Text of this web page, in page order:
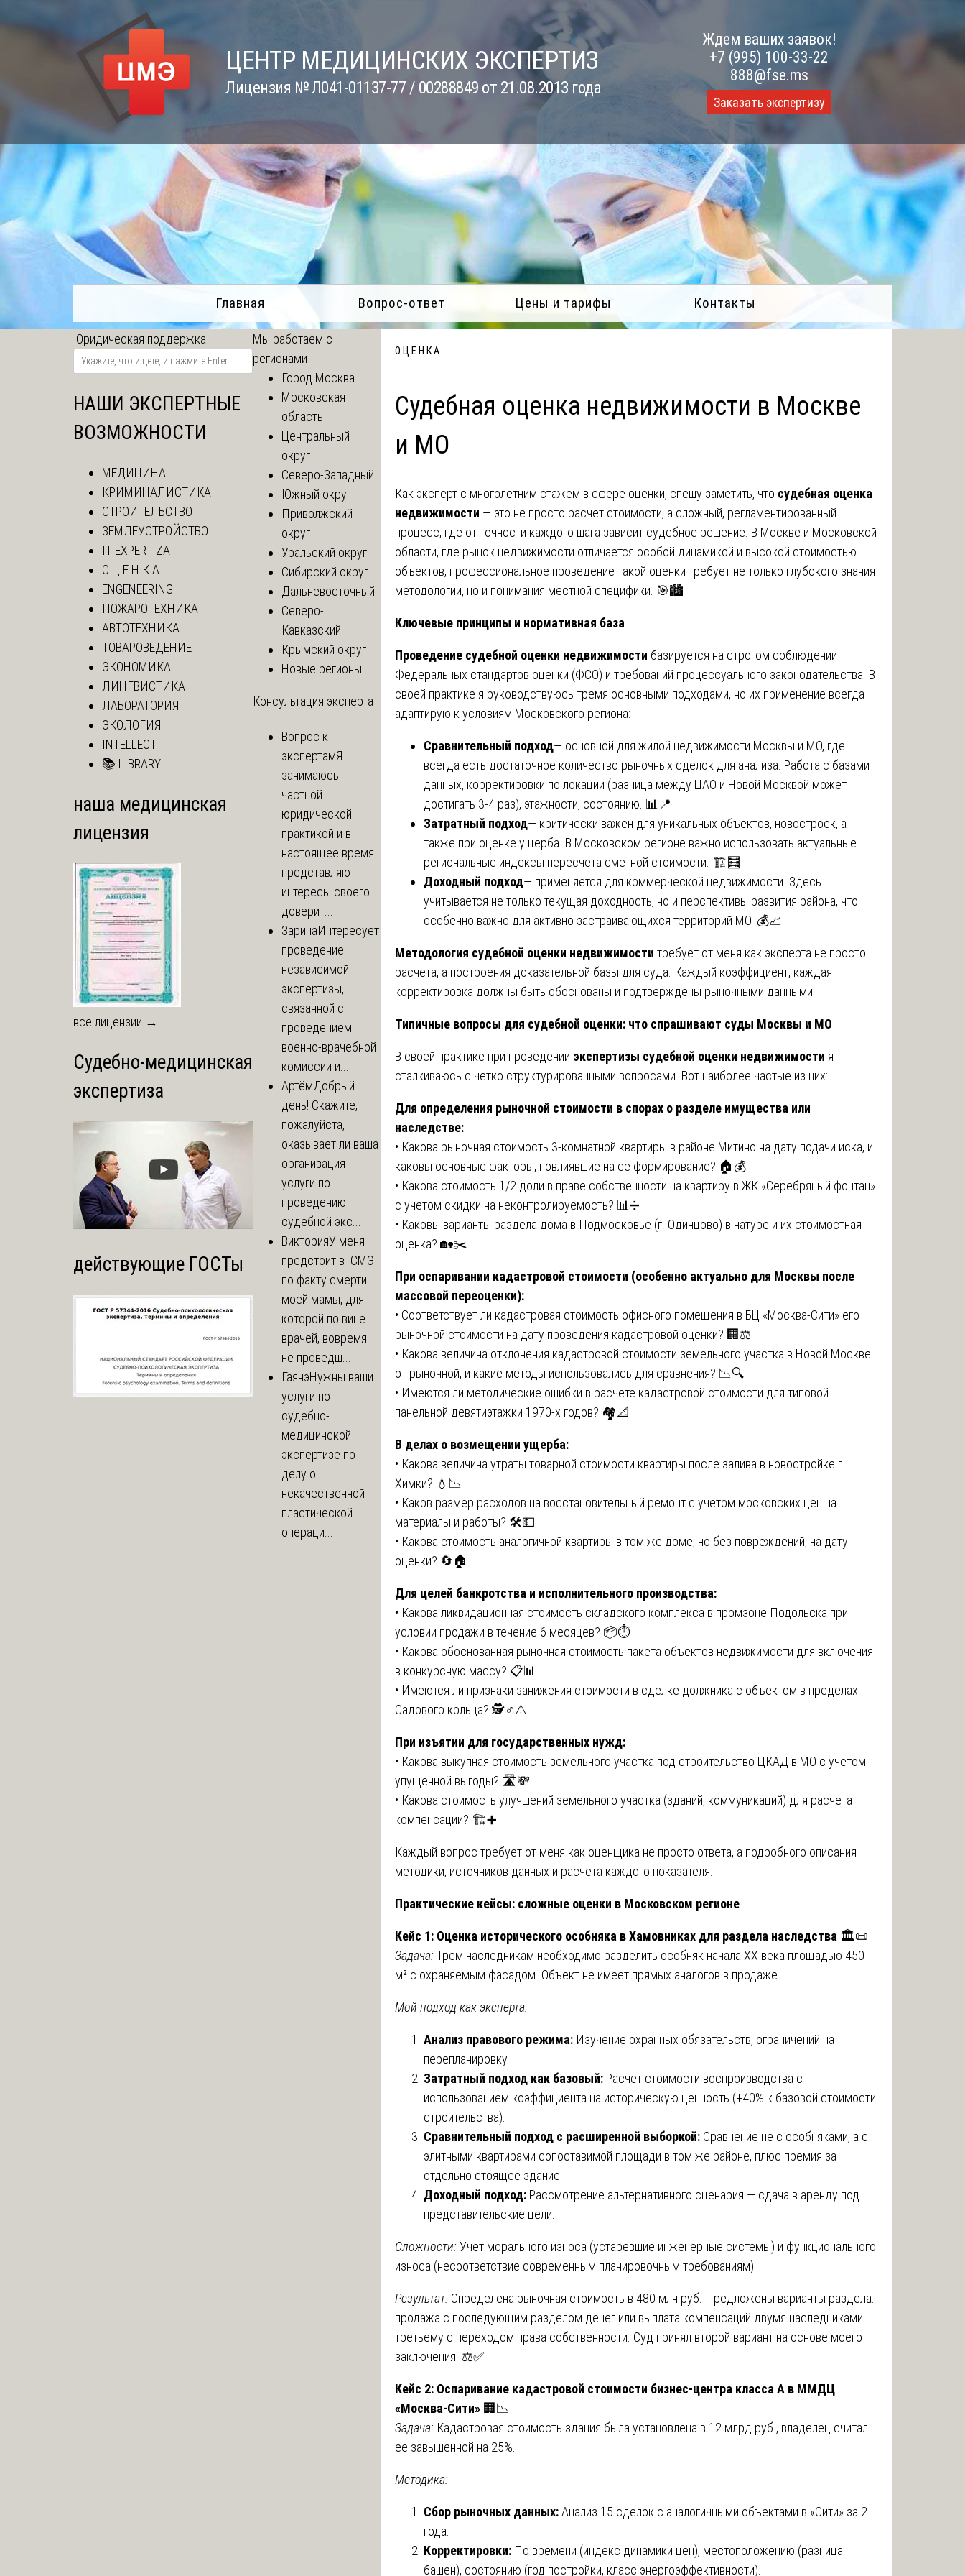
ЦЕНТР МЕДИЦИНСКИХ ЭКСПЕРТИЗ
Лицензия № Л041-01137-77 / 00288849 от 21.08.2013 года
Ждем ваших заявок!
+7 (995) 100-33-22
888@fse.ms
Заказать экспертизу
Главная Вопрос-ответ Цены и тарифы Контакты
О Ц Е Н К А
Судебная оценка недвижимости в Москве
и МО
Как эксперт с многолетним стажем в сфере оценки, спешу заметить, что судебная оценка
недвижимости — это не просто расчет стоимости, а сложный, регламентированный
процесс, где от точности каждого шага зависит судебное решение. В Москве и Московской
области, где рынок недвижимости отличается особой динамикой и высокой стоимостью
объектов, профессиональное проведение такой оценки требует не только глубокого знания
методологии, но и понимания местной специфики. 🎯🏙️
Ключевые принципы и нормативная база
Проведение судебной оценки недвижимости базируется на строгом соблюдении
Федеральных стандартов оценки (ФСО) и требований процессуального законодательства. В
своей практике я руководствуюсь тремя основными подходами, но их применение всегда
адаптирую к условиям Московского региона:
Сравнительный подход— основной для жилой недвижимости Москвы и МО, где
всегда есть достаточное количество рыночных сделок для анализа. Работа с базами
данных, корректировки по локации (разница между ЦАО и Новой Москвой может
достигать 3-4 раз), этажности, состоянию. 📊📍
Затратный подход— критически важен для уникальных объектов, новостроек, а
также при оценке ущерба. В Московском регионе важно использовать актуальные
региональные индексы пересчета сметной стоимости. 🏗️🧮
Доходный подход— применяется для коммерческой недвижимости. Здесь
учитывается не только текущая доходность, но и перспективы развития района, что
особенно важно для активно застраивающихся территорий МО. 💰📈
Методология судебной оценки недвижимости требует от меня как эксперта не просто
расчета, а построения доказательной базы для суда. Каждый коэффициент, каждая
корректировка должны быть обоснованы и подтверждены рыночными данными.
Типичные вопросы для судебной оценки: что спрашивают суды Москвы и МО
В своей практике при проведении экспертизы судебной оценки недвижимости я
сталкиваюсь с четко структурированными вопросами. Вот наиболее частые из них:
Для определения рыночной стоимости в спорах о разделе имущества или
наследстве:
• Какова рыночная стоимость 3-комнатной квартиры в районе Митино на дату подачи иска, и
каковы основные факторы, повлиявшие на ее формирование? 🏠💰
• Какова стоимость 1/2 доли в праве собственности на квартиру в ЖК «Серебряный фонтан»
с учетом скидки на неконтролируемость? 📊➗
• Каковы варианты раздела дома в Подмосковье (г. Одинцово) в натуре и их стоимостная
оценка? 🏡✂️
При оспаривании кадастровой стоимости (особенно актуально для Москвы после
массовой переоценки):
• Соответствует ли кадастровая стоимость офисного помещения в БЦ «Москва-Сити» его
рыночной стоимости на дату проведения кадастровой оценки? 🏢⚖️
• Какова величина отклонения кадастровой стоимости земельного участка в Новой Москве
от рыночной, и какие методы использовались для сравнения? 📉🔍
• Имеются ли методические ошибки в расчете кадастровой стоимости для типовой
панельной девятиэтажки 1970-х годов? 🏘️📐
В делах о возмещении ущерба:
• Какова величина утраты товарной стоимости квартиры после залива в новостройке г.
Химки? 💧📉
• Каков размер расходов на восстановительный ремонт с учетом московских цен на
материалы и работы? 🛠️💵
• Какова стоимость аналогичной квартиры в том же доме, но без повреждений, на дату
оценки? 🔄🏠
Для целей банкротства и исполнительного производства:
• Какова ликвидационная стоимость складского комплекса в промзоне Подольска при
условии продажи в течение 6 месяцев? 📦⏱️
• Какова обоснованная рыночная стоимость пакета объектов недвижимости для включения
в конкурсную массу? 📋📊
• Имеются ли признаки занижения стоимости в сделке должника с объектом в пределах
Садового кольца? 🕵️♂️⚠️
При изъятии для государственных нужд:
• Какова выкупная стоимость земельного участка под строительство ЦКАД в МО с учетом
упущенной выгоды? 🛣️💸
• Какова стоимость улучшений земельного участка (зданий, коммуникаций) для расчета
компенсации? 🏗️➕
Каждый вопрос требует от меня как оценщика не просто ответа, а подробного описания
методики, источников данных и расчета каждого показателя.
Практические кейсы: сложные оценки в Московском регионе
Кейс 1: Оценка исторического особняка в Хамовниках для раздела наследства 🏛️📜
Задача: Трем наследникам необходимо разделить особняк начала XX века площадью 450
м² с охраняемым фасадом. Объект не имеет прямых аналогов в продаже.
Мой подход как эксперта:
Анализ правового режима: Изучение охранных обязательств, ограничений на
перепланировку.
Затратный подход как базовый: Расчет стоимости воспроизводства с
использованием коэффициента на историческую ценность (+40% к базовой стоимости
строительства).
Сравнительный подход с расширенной выборкой: Сравнение не с особняками, а с
элитными квартирами сопоставимой площади в том же районе, плюс премия за
отдельно стоящее здание.
Доходный подход: Рассмотрение альтернативного сценария — сдача в аренду под
представительские цели.
Сложности: Учет морального износа (устаревшие инженерные системы) и функционального
износа (несоответствие современным планировочным требованиям).
Результат: Определена рыночная стоимость в 480 млн руб. Предложены варианты раздела:
продажа с последующим разделом денег или выплата компенсаций двумя наследниками
третьему с переходом права собственности. Суд принял второй вариант на основе моего
заключения. ⚖️✅
Кейс 2: Оспаривание кадастровой стоимости бизнес-центра класса А в ММДЦ
«Москва-Сити» 🏢📉
Задача: Кадастровая стоимость здания была установлена в 12 млрд руб., владелец считал
ее завышенной на 25%.
Методика:
Сбор рыночных данных:Анализ 15 сделок с аналогичными объектами в «Сити» за 2
года.
Корректировки: По времени (индекс динамики цен), местоположению (разница
башен), состоянию (год постройки, класс энергоэффективности).
Юридическая поддержка
НАШИ ЭКСПЕРТНЫЕ
ВОЗМОЖНОСТИ
МЕДИЦИНА
КРИМИНАЛИСТИКА
СТРОИТЕЛЬСТВО
ЗЕМЛЕУСТРОЙСТВО
IT EXPERTIZA
О Ц Е Н К А
ENGENEERING
ПОЖАРОТЕХНИКА
АВТОТЕХНИКА
ТОВАРОВЕДЕНИЕ
ЭКОНОМИКА
ЛИНГВИСТИКА
ЛАБОРАТОРИЯ
ЭКОЛОГИЯ
INTELLECT
📚 LIBRARY
наша медицинская
лицензия
все лицензии →
Судебно-медицинская
экспертиза
действующие ГОСТы
Мы работаем с
регионами
Город Москва
Московская
область
Центральный
округ
Северо-Западный
Южный округ
Приволжский
округ
Уральский округ
Сибирский округ
Дальневосточный
Северо-
Кавказский
Крымский округ
Новые регионы
Консультация эксперта
Вопрос к
экспертамЯ
занимаюсь
частной
юридической
практикой и в
настоящее время
представляю
интересы своего
доверит...
ЗаринаИнтересует
проведение
независимой
экспертизы,
связанной с
проведением
военно-врачебной
комиссии и...
АртёмДобрый
день! Скажите,
пожалуйста,
оказывает ли ваша
организация
услуги по
проведению
судебной экс...
ВикторияУ меня
предстоит в СМЭ
по факту смерти
моей мамы, для
которой по вине
врачей, вовремя
не проведш...
ГаянэНужны ваши
услуги по
судебно-
медицинской
экспертизе по
делу о
некачественной
пластической
операци...